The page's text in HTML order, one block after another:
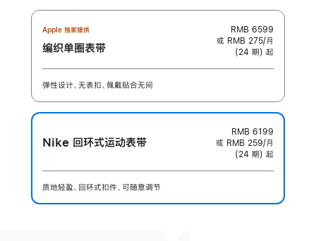
Apple 独家提供
编织单圈表带
RMB 6599
或 RMB 275/月
(24 期) 起
弹性设计、无表扣、佩戴贴合无间
Nike 回环式运动表带
RMB 6199
或 RMB 259/月
(24 期) 起
质地轻盈、回环式扣件、可随意调节